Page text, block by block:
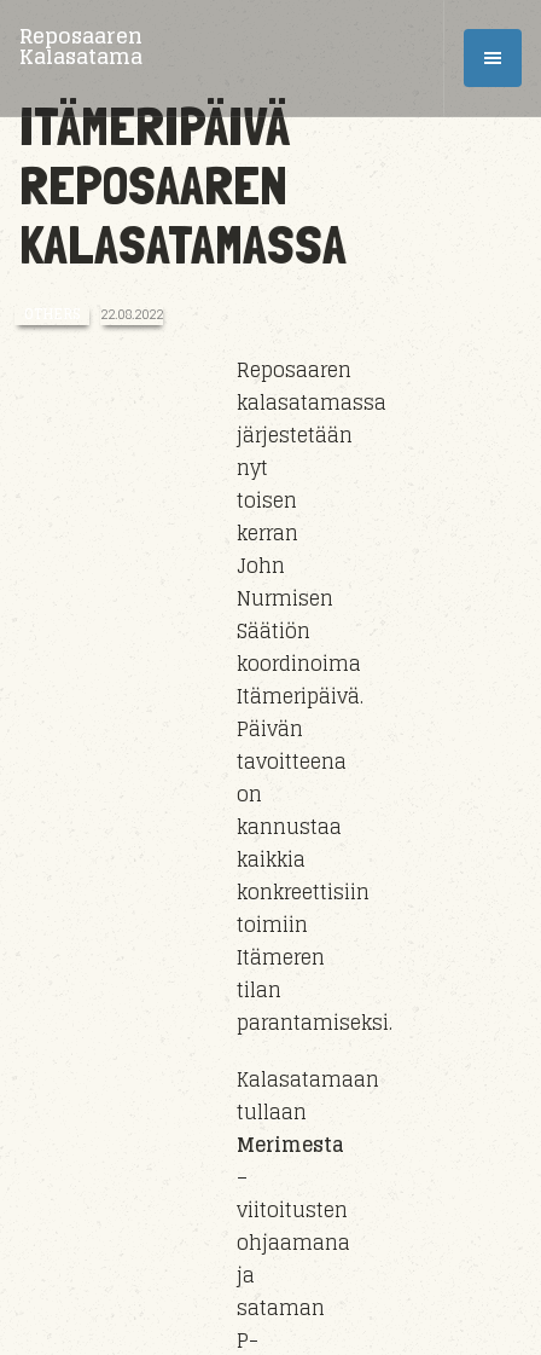
Reposaaren
Kalasatama
ITÄMERIPÄIVÄ
REPOSAAREN
KALASATAMASSA
OTHERS 22.08.2022
Reposaaren
kalasatamassa
järjestetään
nyt
toisen
kerran
John
Nurmisen
Säätiön
koordinoima
Itämeripäivä.
Päivän
tavoitteena
on
kannustaa
kaikkia
konkreettisiin
toimiin
Itämeren
tilan
parantamiseksi.
Kalasatamaan
tullaan
Merimesta
–
viitoitusten
ohjaamana
ja
sataman
P-